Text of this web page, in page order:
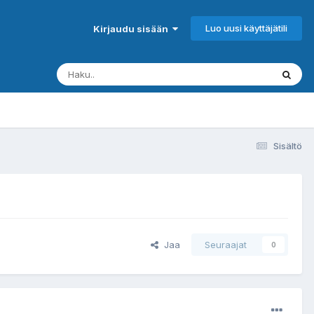
Kirjaudu sisään Luo uusi käyttäjätili
Sisältö
Jaa Seuraajat 0